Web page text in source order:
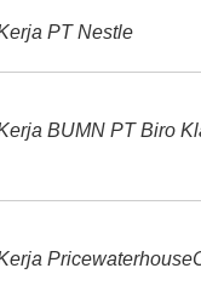
PT Nestle
BUMN PT Biro